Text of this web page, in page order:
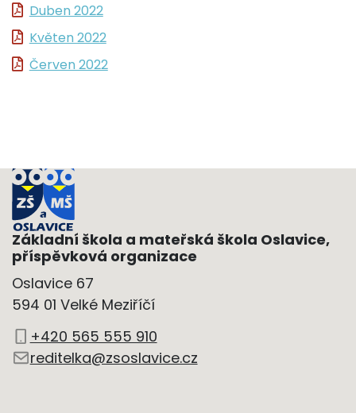
Duben 2022
Květen 2022
Červen 2022
Základní škola a mateřská škola Oslavice,
příspěvková organizace
Oslavice 67
594 01 Velké Meziříčí
+420 565 555 910
reditelka@zsoslavice.cz